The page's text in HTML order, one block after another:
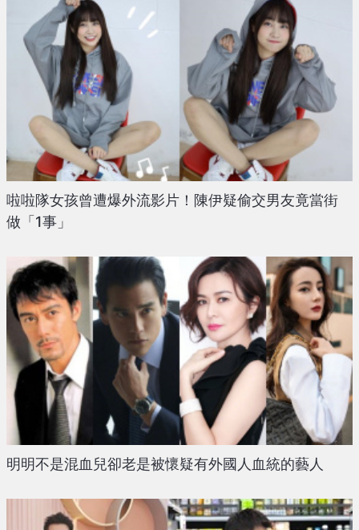
啦啦隊女孩曾遭爆外流影片！陳伊疑偷交男友竟當街
做「1事」
明明不是混血兒卻老是被懷疑有外國人血統的藝人